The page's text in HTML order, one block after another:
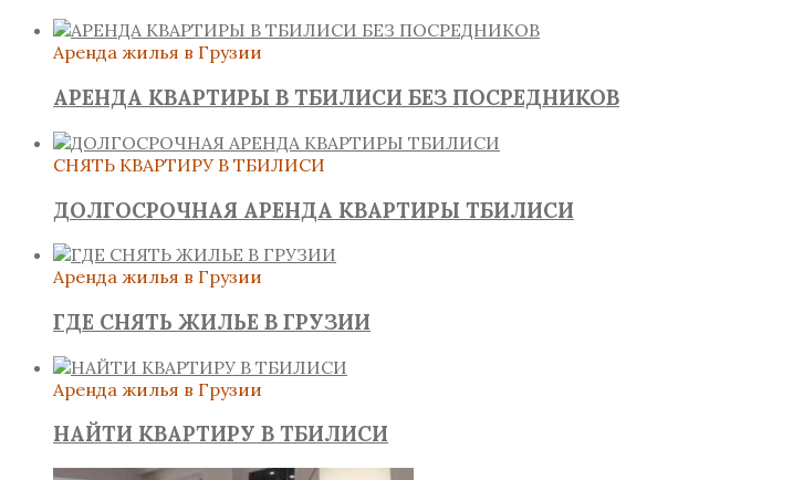
Аренда жилья в Грузии
АРЕНДА КВАРТИРЫ В ТБИЛИСИ БЕЗ ПОСРЕДНИКОВ
СНЯТЬ КВАРТИРУ В ТБИЛИСИ
ДОЛГОСРОЧНАЯ АРЕНДА КВАРТИРЫ ТБИЛИСИ
Аренда жилья в Грузии
ГДЕ СНЯТЬ ЖИЛЬЕ В ГРУЗИИ
Аренда жилья в Грузии
НАЙТИ КВАРТИРУ В ТБИЛИСИ